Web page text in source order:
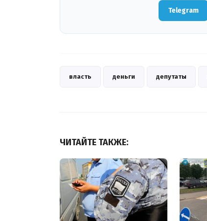
Telegram
власть деньги депутаты
ЧИТАЙТЕ ТАКЖЕ: